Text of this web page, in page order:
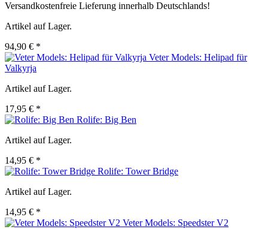
Versandkostenfreie Lieferung innerhalb Deutschlands!
Artikel auf Lager.
94,90 € *
Veter Models: Helipad für
Valkyrja
Artikel auf Lager.
17,95 € *
Rolife: Big Ben
Artikel auf Lager.
14,95 € *
Rolife: Tower Bridge
Artikel auf Lager.
14,95 € *
Veter Models: Speedster V2